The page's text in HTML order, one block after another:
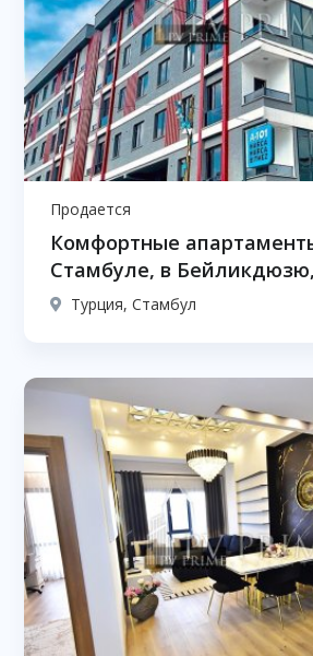
Продается
Комфортные
Стамбуле, в
Турция, Стамбул